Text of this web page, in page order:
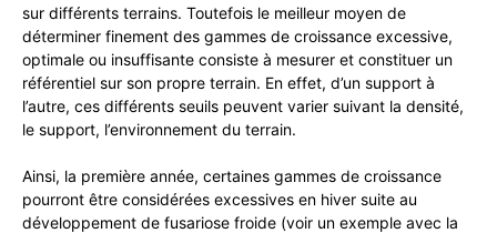
sur différents terrains. Toutefois le meilleur moyen de
déterminer finement des gammes de croissance excessive,
optimale ou insuffisante consiste à mesurer et constituer un
référentiel sur son propre terrain. En effet, d’un support à
l’autre, ces différents seuils peuvent varier suivant la densité,
le support, l’environnement du terrain.
Ainsi, la première année, certaines gammes de croissance
pourront être considérées excessives en hiver suite au
développement de fusariose froide (voir un exemple avec la